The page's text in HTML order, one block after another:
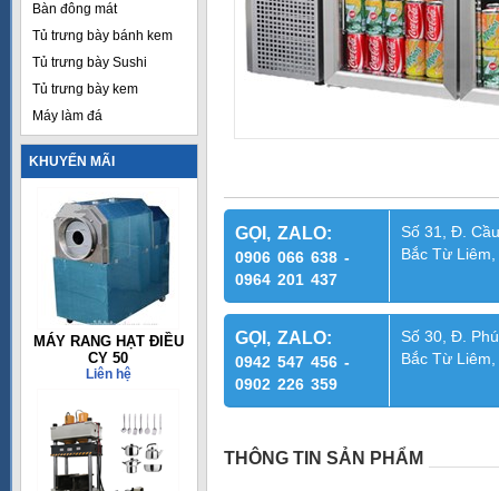
Bàn đông mát
Tủ trưng bày bánh kem
Tủ trưng bày Sushi
Tủ trưng bày kem
Máy làm đá
KHUYẾN MÃI
MÁY RANG HẠT ĐIỀU
CY 50
Liên hệ
GỌI, ZALO:
0906 066 638 -
0964 201 437
Số 31, Đ.
Bắc Từ
GỌI, ZALO:
0942 547 456 -
0902 226 359
Số 30, Đ.
Bắc Từ
THÔNG TIN SẢN PHẨM